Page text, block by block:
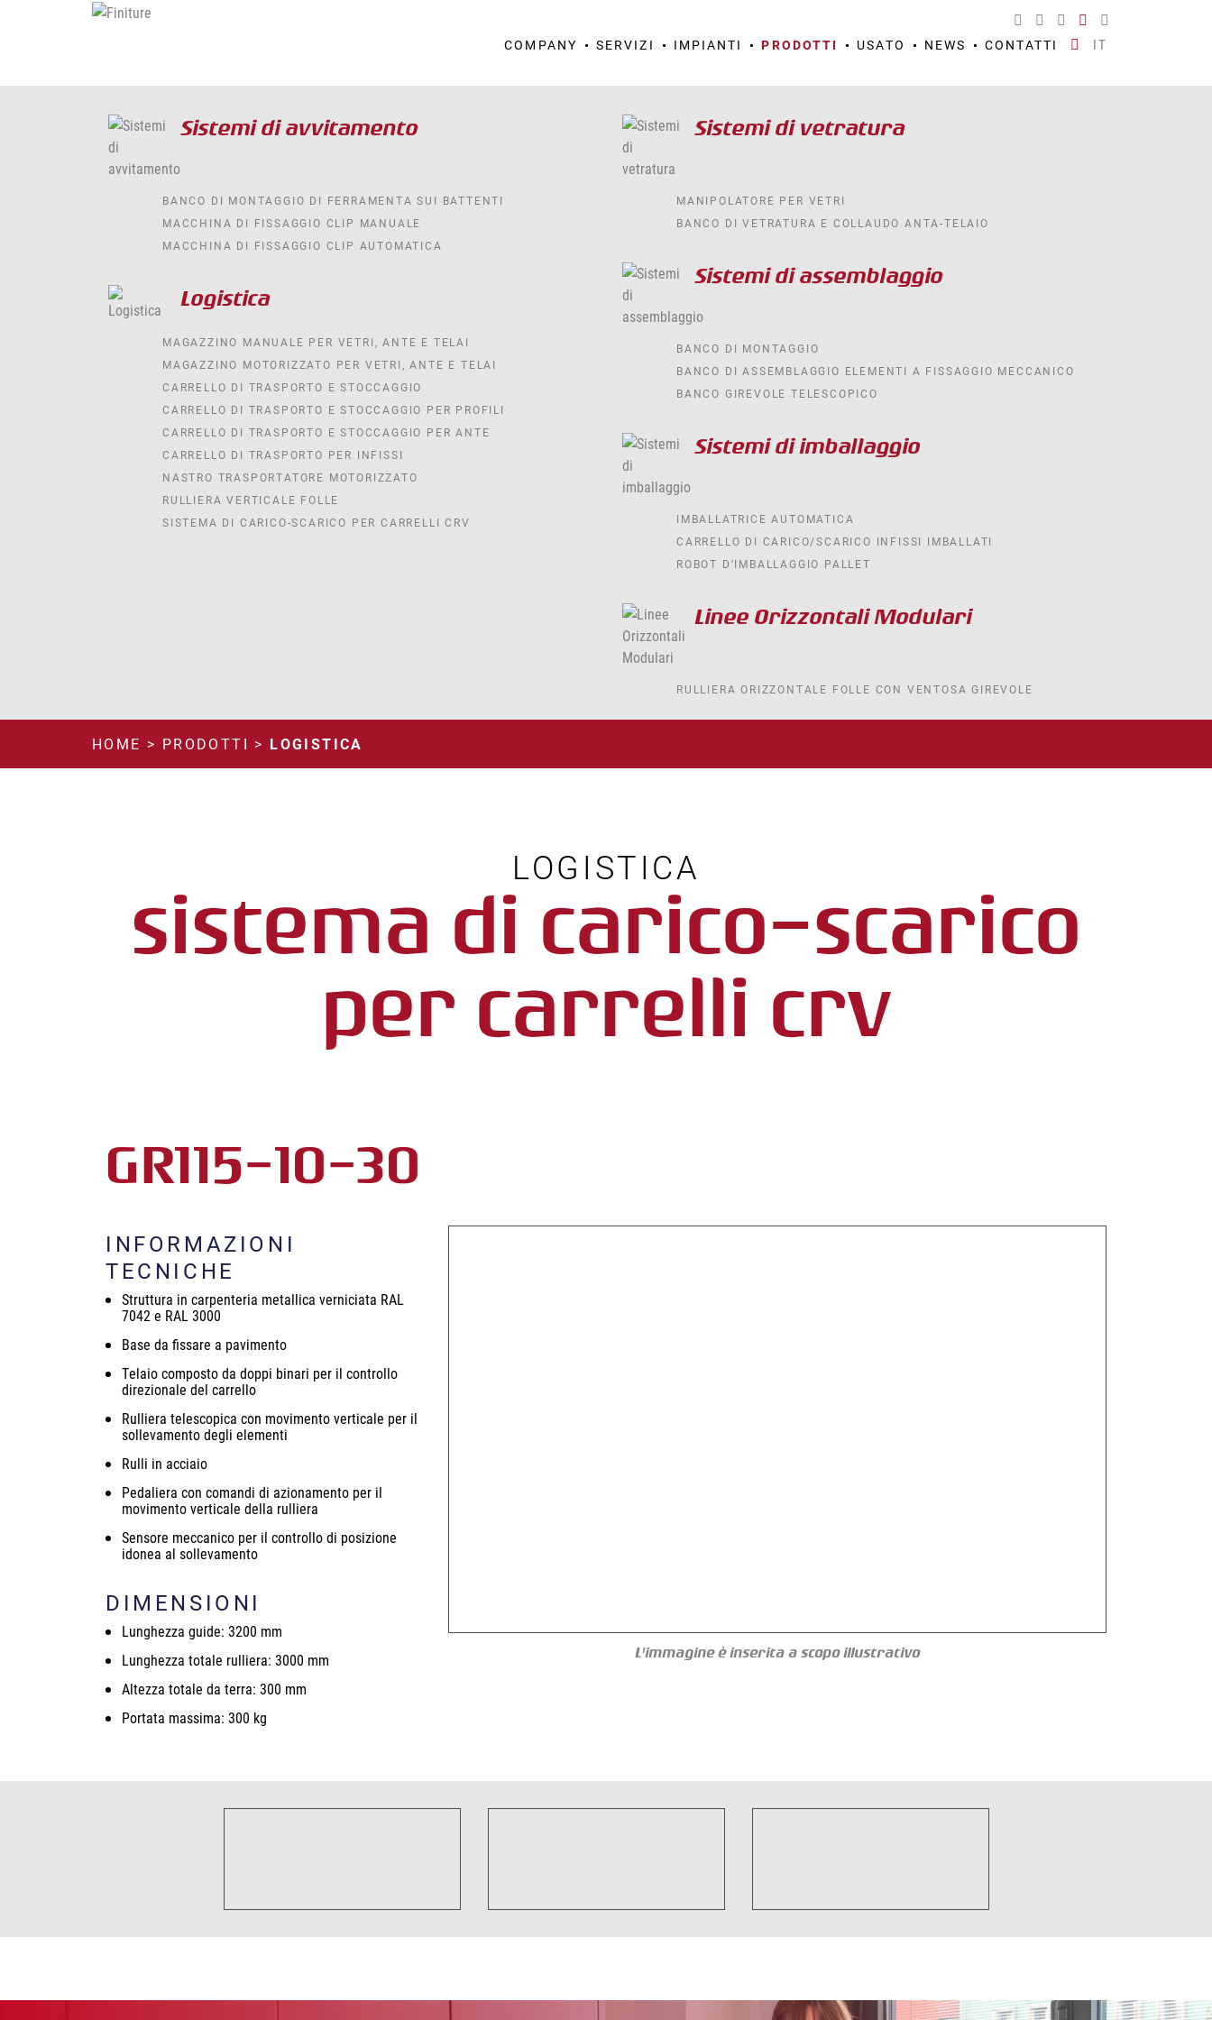
COMPANY SERVIZI IMPIANTI PRODOTTI USATO NEWS CONTATTI IT
Sistemi di avvitamento
BANCO DI MONTAGGIO DI FERRAMENTA SUI BATTENTI
MACCHINA DI FISSAGGIO CLIP MANUALE
MACCHINA DI FISSAGGIO CLIP AUTOMATICA
Logistica
MAGAZZINO MANUALE PER VETRI, ANTE E TELAI
MAGAZZINO MOTORIZZATO PER VETRI, ANTE E TELAI
CARRELLO DI TRASPORTO E STOCCAGGIO
CARRELLO DI TRASPORTO E STOCCAGGIO PER PROFILI
CARRELLO DI TRASPORTO E STOCCAGGIO PER ANTE
CARRELLO DI TRASPORTO PER INFISSI
NASTRO TRASPORTATORE MOTORIZZATO
RULLIERA VERTICALE FOLLE
SISTEMA DI CARICO-SCARICO PER CARRELLI CRV
Sistemi di vetratura
MANIPOLATORE PER VETRI
BANCO DI VETRATURA E COLLAUDO ANTA-TELAIO
Sistemi di assemblaggio
BANCO DI MONTAGGIO
BANCO DI ASSEMBLAGGIO ELEMENTI A FISSAGGIO MECCANICO
BANCO GIREVOLE TELESCOPICO
Sistemi di imballaggio
IMBALLATRICE AUTOMATICA
CARRELLO DI CARICO/SCARICO INFISSI IMBALLATI
ROBOT D’IMBALLAGGIO PALLET
Linee Orizzontali Modulari
RULLIERA ORIZZONTALE FOLLE CON VENTOSA GIREVOLE
HOME > PRODOTTI > LOGISTICA
LOGISTICA
sistema di carico-scarico
per carrelli crv
GR115-10-30
INFORMAZIONI
TECNICHE
Struttura in carpenteria metallica verniciata RAL
7042 e RAL 3000
Base da fissare a pavimento
Telaio composto da doppi binari per il controllo
direzionale del carrello
Rulliera telescopica con movimento verticale per il
sollevamento degli elementi
Rulli in acciaio
Pedaliera con comandi di azionamento per il
movimento verticale della rulliera
Sensore meccanico per il controllo di posizione
idonea al sollevamento
DIMENSIONI
Lunghezza guide: 3200 mm
Lunghezza totale rulliera: 3000 mm
Altezza totale da terra: 300 mm
Portata massima: 300 kg
L'immagine è inserita a scopo illustrativo